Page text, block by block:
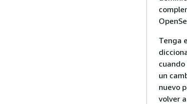
Tenga
un
nuevo
volver